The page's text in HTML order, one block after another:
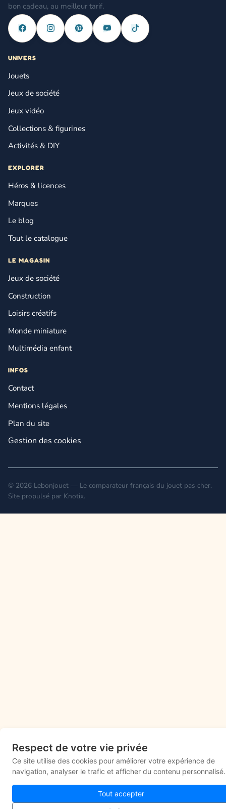
Respect de votre vie privée
Ce site utilise des cookies pour améliorer votre expérience de
navigation, analyser le trafic et afficher du contenu personnalisé.
Tout accepter
bon cadeau, au meilleur tarif.
UNIVERS
Jouets
Jeux de société
Jeux vidéo
Collections & figurines
Activités & DIY
EXPLORER
Héros & licences
Marques
Le blog
Tout le catalogue
LE MAGASIN
Jeux de société
Construction
Loisirs créatifs
Monde miniature
Multimédia enfant
INFOS
Contact
Mentions légales
Plan du site
Gestion des cookies
© 2026 Lebonjouet — Le comparateur français du jouet pas cher.
Site propulsé par Knotix.